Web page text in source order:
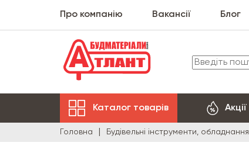
Про компанію Вакансії Блог
Каталог товарів Акції
Головна Будівельні інструменти, обладнання